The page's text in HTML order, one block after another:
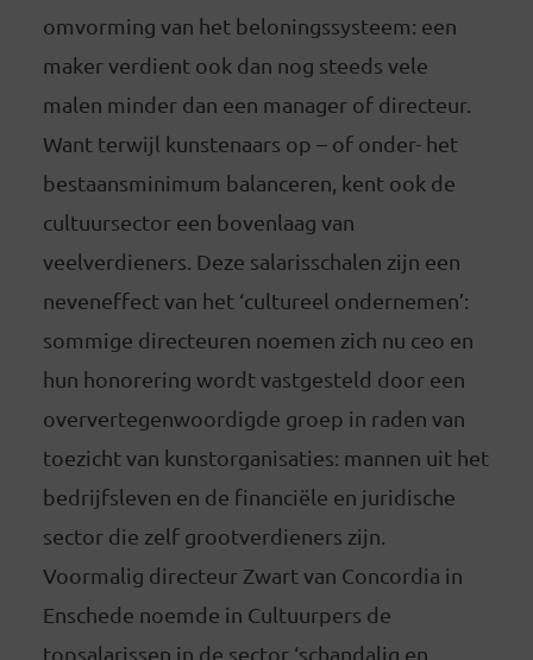
omvorming van het beloningssysteem: een
maker verdient ook dan nog steeds vele
malen minder dan een manager of directeur.
Want terwijl kunstenaars op – of onder- het
bestaansminimum balanceren, kent ook de
cultuursector een bovenlaag van
veelverdieners. Deze salarisschalen zijn een
neveneffect van het ‘cultureel ondernemen’:
sommige directeuren noemen zich nu ceo en
hun honorering wordt vastgesteld door een
oververtegenwoordigde groep in raden van
toezicht van kunstorganisaties: mannen uit het
bedrijfsleven en de financiële en juridische
sector die zelf grootverdieners zijn.
Voormalig directeur Zwart van Concordia in
Enschede noemde in Cultuurpers de
topsalarissen in de sector ‘schandalig en